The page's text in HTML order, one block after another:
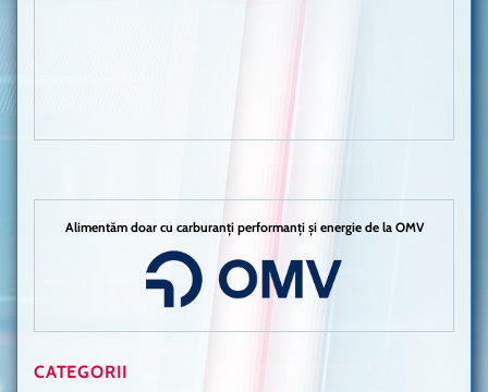
Alimentăm doar cu carburanți performanți și energie de la OMV
CATEGORII